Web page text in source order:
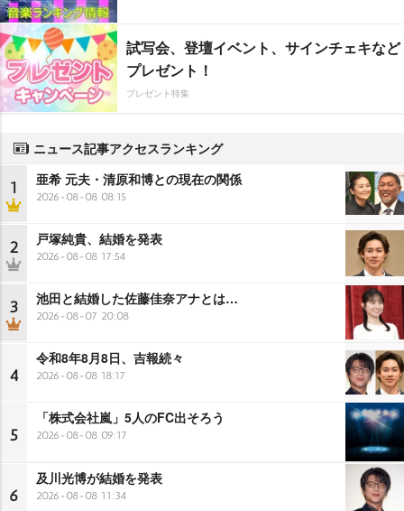
試写会、登壇イベント、サインチェキなど
プレゼント！
プレゼント特集
ニュース記事アクセスランキング
1 亜希 元夫・清原和博との現在の関係
2026-08-08 08:15
2 戸塚純貴、結婚を発表
2026-08-08 17:54
3 池田と結婚した佐藤佳奈アナとは…
2026-08-07 20:08
4
令和8年8月8日、吉報続々
2026-08-08 18:17
5
「株式会社嵐」5人のFC出そろう
2026-08-08 09:17
6
及川光博が結婚を発表
2026-08-08 11:34